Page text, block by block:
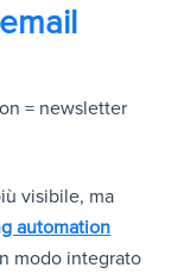
= newsletter
visibile, ma
automation
modo integrato